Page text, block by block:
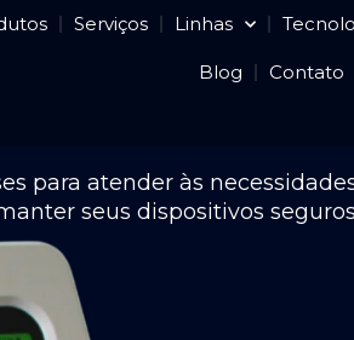
Serviços Linhas
Blog Contato
para atender às
seus dispositivos